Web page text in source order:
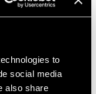
to
social media
also share